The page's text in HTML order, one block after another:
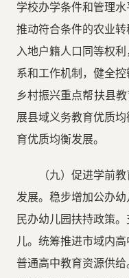
学校办学条件和管理水
推动符合条件的农业
入地户籍人口同等权
系和工作机制，健全
乡村振兴重点帮扶县
展县域义务教育优质
育优质均衡发展。
（九）促进学前
发展。稳步增加公办
民办幼儿园扶持政策
儿。统筹推进市域内
普通高中教育资源供